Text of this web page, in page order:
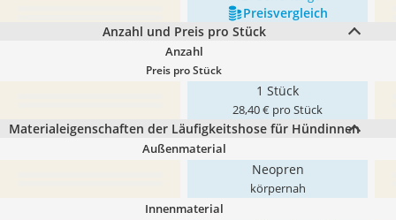
Preis­vergleich
Anzahl und Preis pro Stück
Anzahl
Preis pro Stück
1 Stück
28,40 € pro Stück
Materialeigenschaften der Läufigkeitshose für Hündinnen
Außenmaterial
Neopren
körpernah
Innenmaterial